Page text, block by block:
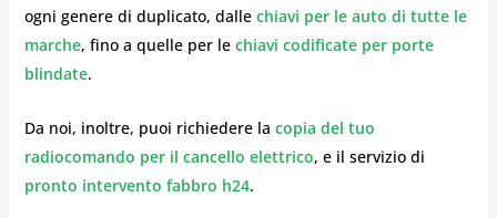
ogni genere di duplicato, dalle chiavi per le auto di tutte le
marche, fino a quelle per le chiavi codificate per porte
blindate.
Da noi, inoltre, puoi richiedere la copia del tuo
radiocomando per il cancello elettrico, e il servizio di
pronto intervento fabbro h24.